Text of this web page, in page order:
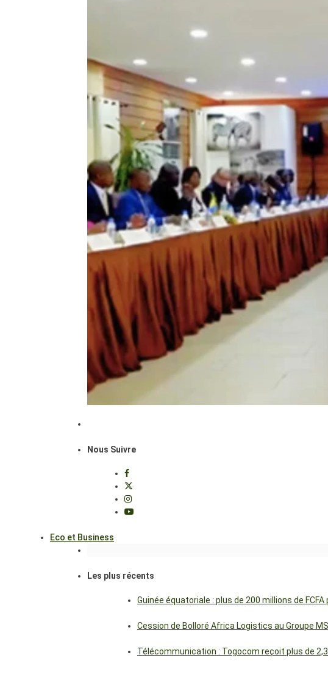
Nous Suivre
Eco et Business
Les plus récents
Guinée équatoriale : plus de 200 millions de
Cession de Bolloré Africa Logistics au Groupe
Télécommunication : Togocom reçoit plus de